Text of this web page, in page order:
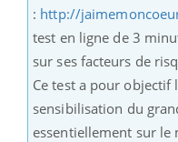
: http://
test en ligne de 3
sur ses facteurs de
Ce test a pour objectif
sensibilisation du
essentiellement sur le